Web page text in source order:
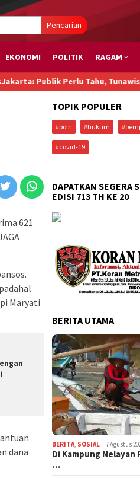
Pencarian
EKONOMI POLITIK RAGAM
Tahu, Tunawisma atau
621
Maryati
dana
TOPIK POPULER
#polri #hukum
#covid-19
DAPATKAN SEGERA
EDISI 713 TH KE 20
BERITA UTAMA
BERITA, SOSIAL 7 Agustus
Di Kampung Nelayan
…